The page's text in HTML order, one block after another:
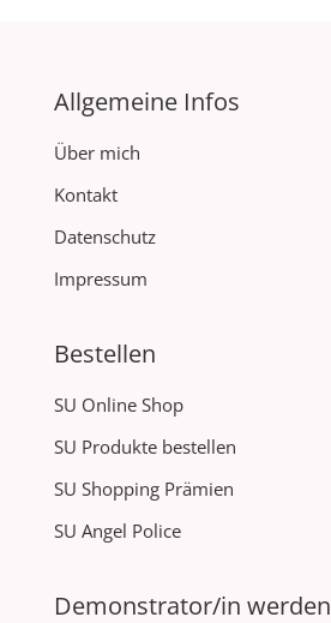
Allgemeine Infos
Über mich
Kontakt
Datenschutz
Impressum
Bestellen
SU Online Shop
SU Produkte bestellen
SU Shopping Prämien
SU Angel Police
Demonstrator/in werden